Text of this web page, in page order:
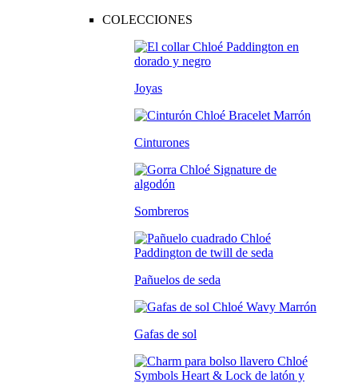
COLECCIONES
Joyas
Cinturones
Sombreros
Pañuelos de seda
Gafas de sol